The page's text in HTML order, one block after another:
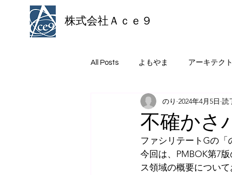
株式会社Ａｃｅ９
All Posts よもやま アーキテクト
不確かさ
のり 2024年4月5日 読
ファシリテートGの「
今回は、PMBOK第7
ス領域の概要について